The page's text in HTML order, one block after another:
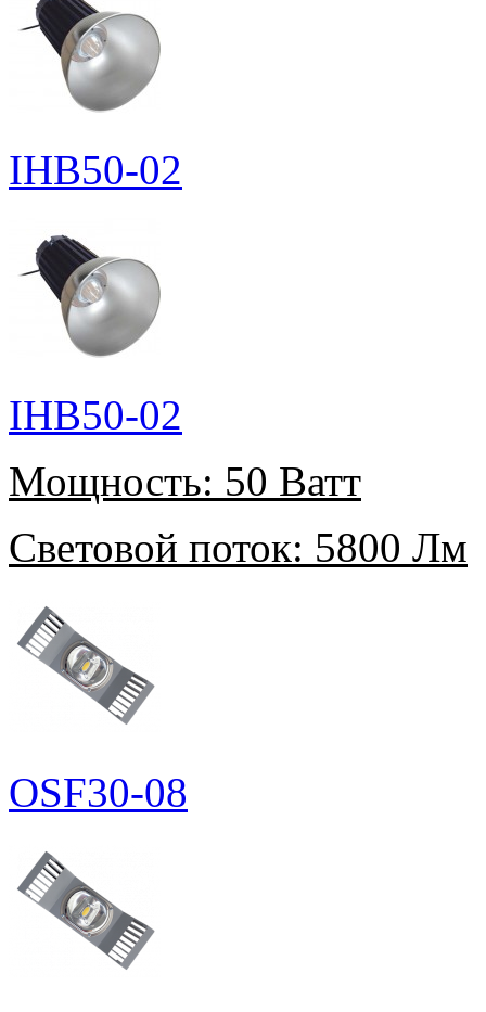
IHB50-02
IHB50-02
Мощность: 50 Ватт
Световой поток: 5800 Лм
OSF30-08